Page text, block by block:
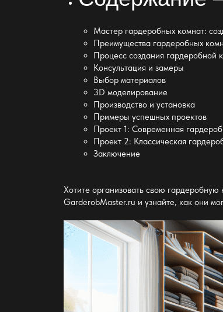
Мастер гардеробных комнат:
Преимущества гардеробных
Процесс создания гардеробной
Консультация и замеры
Выбор материалов
3D моделирование
Производство и установка
Примеры успешных проектов
Проект 1: Современная
Проект 2: Классическая
Заключение
Хотите организовать свою
GarderobMaster.ru и узнайте, как они